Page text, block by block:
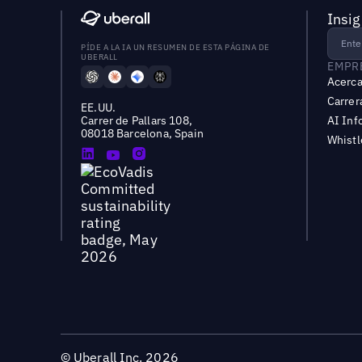
PÍDE A LA IA UN RESUMEN DE ESTA PÁGINA DE
UBERALL
EE.UU.
Carrer de Pallars 108,
08018 Barcelona, Spain
AI
© Uberall Inc. 2026